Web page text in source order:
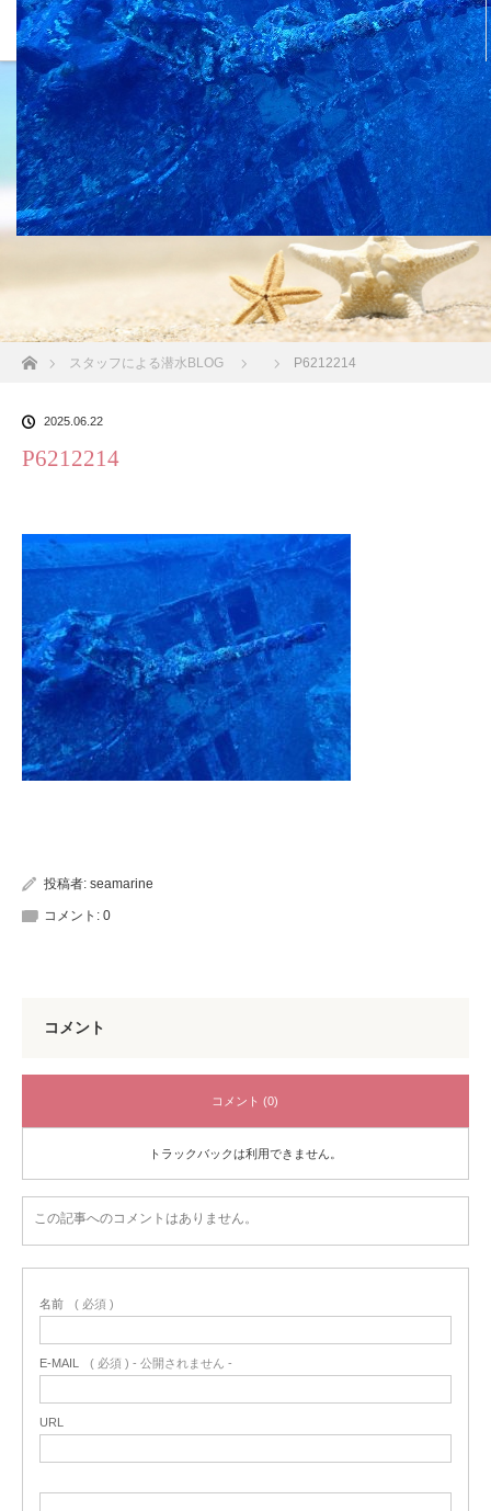
沖縄の海 BLOG
ホームスタッフによる潜水BLOG P6212214
2025.06.22
P6212214
投稿者: seamarine
コメント: 0
コメント
コメント (0)
トラックバックは利用できません。
この記事へのコメントはありません。
名前 ( 必須 )
E-MAIL ( 必須 ) - 公開されません -
URL